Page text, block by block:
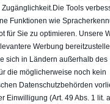
Tools
Funktionen wie
für Sie zu optimieren. Unsere
Werbung
sich in Ländern außerhalb des
die möglicherweise noch kein
Datenschutzbehörden
Einwilligung (Art. 49 Abs. 1 lit.